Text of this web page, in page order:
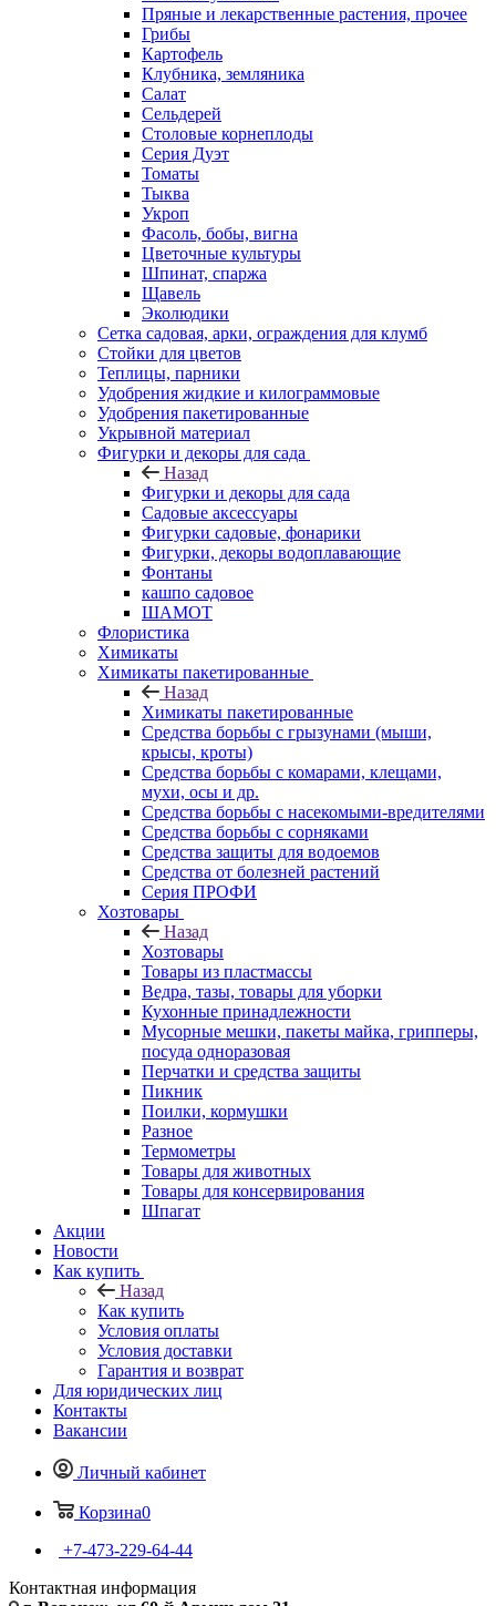
Пряные и лекарственные растения, прочее
Грибы
Картофель
Клубника, земляника
Салат
Сельдерей
Столовые корнеплоды
Серия Дуэт
Томаты
Тыква
Укроп
Фасоль, бобы, вигна
Цветочные культуры
Шпинат, спаржа
Щавель
Эколюдики
Сетка садовая, арки, ограждения для клумб
Стойки для цветов
Теплицы, парники
Удобрения жидкие и килограммовые
Удобрения пакетированные
Укрывной материал
Фигурки и декоры для сада
Назад
Фигурки и декоры для сада
Садовые аксессуары
Фигурки садовые, фонарики
Фигурки, декоры водоплавающие
Фонтаны
кашпо садовое
ШАМОТ
Флористика
Химикаты
Химикаты пакетированные
Назад
Химикаты пакетированные
Средства борьбы с грызунами (мыши,
крысы, кроты)
Средства борьбы с комарами, клещами,
мухи, осы и др.
Средства борьбы с насекомыми-вредителями
Средства борьбы с сорняками
Средства защиты для водоемов
Средства от болезней растений
Серия ПРОФИ
Хозтовары
Назад
Хозтовары
Товары из пластмассы
Ведра, тазы, товары для уборки
Кухонные принадлежности
Мусорные мешки, пакеты майка, грипперы,
посуда одноразовая
Перчатки и средства защиты
Пикник
Поилки, кормушки
Разное
Термометры
Товары для животных
Товары для консервирования
Шпагат
Акции
Новости
Как купить
Назад
Как купить
Условия оплаты
Условия доставки
Гарантия и возврат
Для юридических лиц
Контакты
Вакансии
Личный кабинет
Корзина0
+7-473-229-64-44
Контактная информация